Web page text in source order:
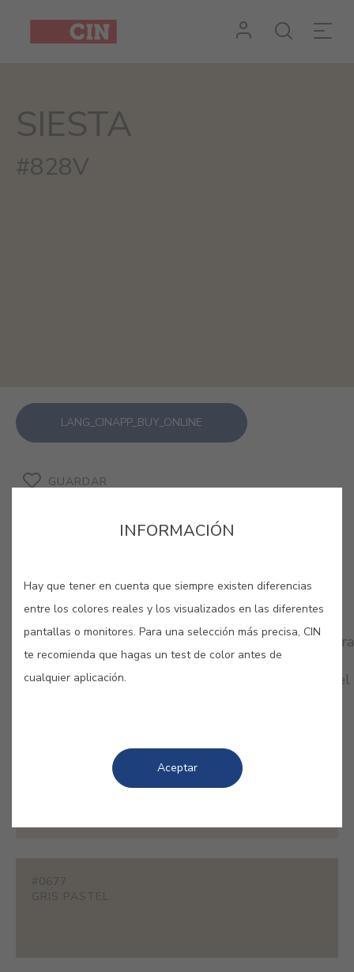
SIESTA
#828V
LANG_CINAPP_BUY_ONLINE
GUARDAR
Sírvete de estas tonalidades suaves y relajadas para
dotar de elegancia y discreción tus espacios
favoritos. Inspírate con esta gama para disfrutar del
#0677
GRIS PASTEL
INFORMACIÓN
Hay que tener en cuenta que siempre existen diferencias
entre los colores reales y los visualizados en las diferentes
pantallas o monitores. Para una selección más precisa, CIN
te recomienda que hagas un test de color antes de
cualquier aplicación.
Aceptar